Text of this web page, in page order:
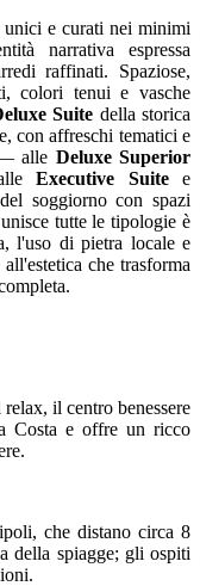
e curati nei minimi
narrativa espressa
raffinati. Spaziose,
colori tenui e vasche
Suite della storica
con affreschi tematici e
— alle Deluxe Superior
Executive Suitee
soggiorno con spazi
tutte le tipologie è
l'uso di pietra locale e
che trasforma
il centro benessere
Costa e offre un ricco
che distano circa 8
della spiagge; gli ospiti